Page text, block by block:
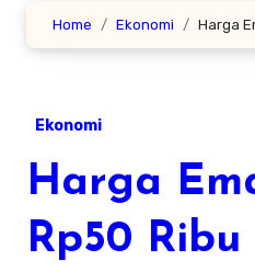
Home Ekonomi Harga
Ekonomi
Harga
Rp50 Ribu